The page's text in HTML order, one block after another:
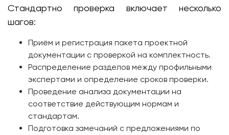
Стандартно проверка включает несколько
шагов:
Приём и регистрация пакета проектной
документации с проверкой на комплектность.
Распределение разделов между профильными
экспертами и определение сроков проверки.
Проведение анализа документации на
соответствие действующим нормам и
стандартам.
Подготовка замечаний с предложениями по